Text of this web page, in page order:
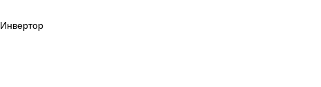
Инвертор